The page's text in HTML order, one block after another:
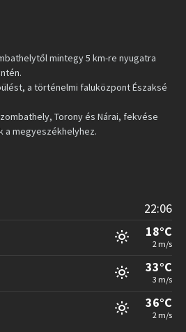
mintegy 5 km-re nyugatra
a történelmi faluközpont Északsé
Torony és Nárai, fekvése
a megyeszékhelyhez.
22:06
18°C
2 m/s
33°C
3 m/s
36°C
2 m/s